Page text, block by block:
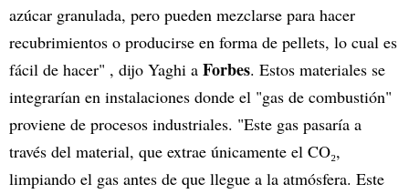
azúcar granulada, pero pueden mezclarse para hacer
recubrimientos o producirse en forma de pellets, lo cual es
fácil de hacer" , dijo Yaghi a Forbes. Estos materiales se
integrarían en instalaciones donde el "gas de combustión"
proviene de procesos industriales. "Este gas pasaría a
través del material, que extrae únicamente el CO₂,
limpiando el gas antes de que llegue a la atmósfera. Este